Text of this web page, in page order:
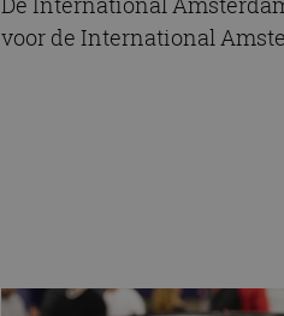
voor de International